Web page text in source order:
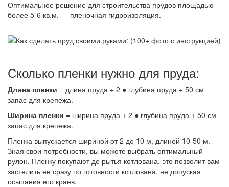
Оптимальное решение для строительства прудов площадью
более 5-6 кв.м. — пленочная гидроизоляция.
Сколько пленки нужно для пруда:
Длина пленки = длина пруда + 2 ● глубина пруда + 50 см
запас для крепежа.
Ширина пленки = ширина пруда + 2 ● глубина пруда + 50 см
запас для крепежа.
Пленка выпускается шириной от 2 до 10 м, длиной 10-50 м.
Зная свои потребности, вы можете выбрать оптимальный
рулон. Пленку покупают до рытья котлована, это позволит вам
застелить ее сразу по готовности котлована, не допуская
осыпания его краев.